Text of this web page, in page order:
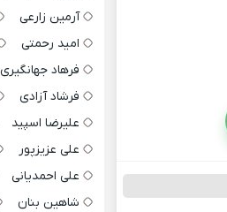
آرمین زارعی
امید رحمتی
فرهاد جهانگیری
فرشاد آزادی
علیرضا اسپید
علی عزیزپور
علی احمدیانی
شاهین بنان